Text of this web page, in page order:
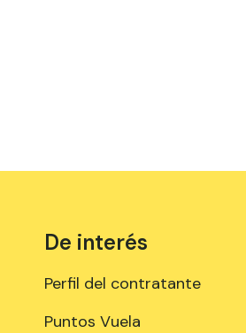
De interés
Perfil del contratante
Puntos Vuela